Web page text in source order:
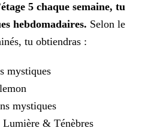
5 chaque semaine, tu
hebdomadaires. Selon le
tu obtiendras :
mystiques
mystiques
Lumière & Ténèbres